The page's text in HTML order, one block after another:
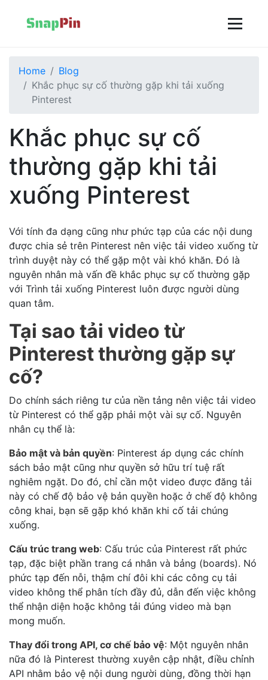
Home
Blog
Khắc phục sự cố thường gặp khi tải xuống
Pinterest
Khắc phục sự cố
thường gặp khi tải
xuống Pinterest
Với tính đa dạng cũng như phức tạp của các nội dung
được chia sẻ trên Pinterest nên việc tải video xuống từ
trình duyệt này có thể gặp một vài khó khăn. Đó là
nguyên nhân mà vấn đề khắc phục sự cố thường gặp
với Trình tải xuống Pinterest luôn được người dùng
quan tâm.
Tại sao tải video từ
Pinterest thường gặp sự
cố?
Do chính sách riêng tư của nền tảng nên việc tải video
từ Pinterest có thể gặp phải một vài sự cố. Nguyên
nhân cụ thể là:
Bảo mật và bản quyền: Pinterest áp dụng các chính
sách bảo mật cũng như quyền sở hữu trí tuệ rất
nghiêm ngặt. Do đó, chỉ cần một video được đăng tải
này có chế độ bảo vệ bản quyền hoặc ở chế độ không
công khai, bạn sẽ gặp khó khăn khi cố tải chúng
xuống.
Cấu trúc trang web: Cấu trúc của Pinterest rất phức
tạp, đặc biệt phần trang cá nhân và bảng (boards). Nó
phức tạp đến nỗi, thậm chí đôi khi các công cụ tải
video không thể phân tích đầy đủ, dẫn đến việc không
thể nhận diện hoặc không tải đúng video mà bạn
mong muốn.
Thay đổi trong API, cơ chế bảo vệ: Một nguyên nhân
nữa đó là Pinterest thường xuyên cập nhật, điều chỉnh
API nhằm bảo vệ nội dung người dùng, đồng thời hạn